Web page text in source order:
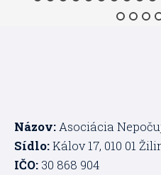
Názov: Asociácia
Sídlo:Kálov 17, 010 01
IČO: 30 868 904